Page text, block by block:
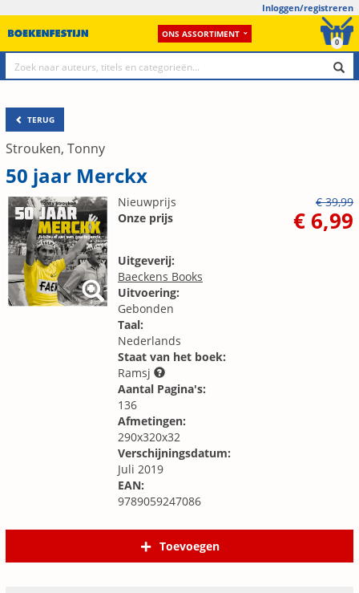
Inloggen/registreren
ONS ASSORTIMENT
0
TERUG
Strouken, Tonny
50 jaar Merckx
Nieuwprijs
€ 39,99
Onze prijs
€ 6,99
Uitgeverij:
Baeckens Books
Uitvoering:
Gebonden
Taal:
Nederlands
Staat van het boek:
Ramsj
Aantal Pagina's:
136
Afmetingen:
290x320x32
Verschijningsdatum:
Juli 2019
EAN:
9789059247086
Toevoegen